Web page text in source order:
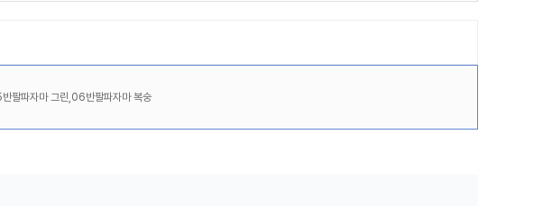
팔파자마 그린,06반팔파자마 복숭